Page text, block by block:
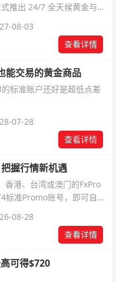
推出 24/7 全天候黄金与白
08-03
查看详情
能交易的黄金商品
标准账户还好是超低点差
07-28
查看详情
握行情新机遇
香港、台湾或澳门的FxPro
标准Promo账号，即可自动
08-28
查看详情
可得$720